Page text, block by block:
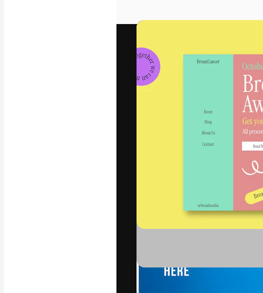
動画
動画テンプレート
アイコン
3D モデル
フォント
最高のクリエイティブ制作
ットフォーム。クリエイタ
店、スタジオを含む100万
日本語
Copyright © 2010-